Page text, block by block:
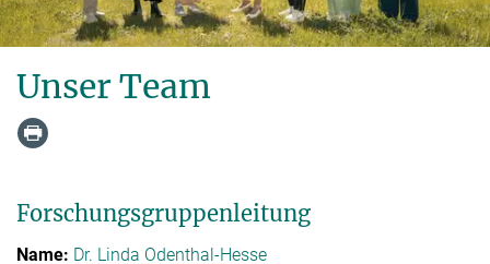
Unser Team
Forschungsgruppenleitung
Dr. Linda Odenthal-Hesse